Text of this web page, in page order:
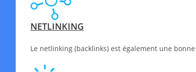
NETLINKING
Le netlinking (backlinks) est également une